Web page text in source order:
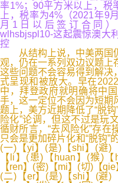
率1%；90平方米以上，税
上，税率为4%（2021年9
月1日以后签订合同
wlhsbjspl10-这起震惊澳大
控
从结构上说，中美两国
观，仍在一系列双边议题上
这些问题不会容易得到解决
式呈现和被放大。早在
中，拜登政府就明确将中
手，这一定位不会因为短期
题上，美方近期降低了“脱
险化”论调，但这不过是玩
循财所言，“去风险化”存
只会是更加碎片化和“脱
(一)【yi】(是)【shi】(避)
【li】(患)【huan】(猴)
【ren】(密)【mi】(切)【
(二)【er】(是)【shi】(避)